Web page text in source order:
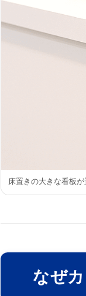
床置きの大きな看板
なぜ